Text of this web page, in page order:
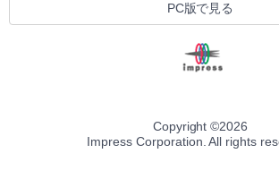
PC版で見る
Copyright ©2026
Impress Corporation. All rights